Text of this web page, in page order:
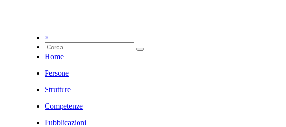
×
Home
Persone
Strutture
Competenze
Pubblicazioni